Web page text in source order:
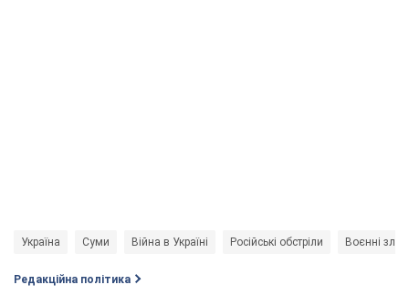
Україна Суми Війна в Україні Російські обстріли Воєнні
Редакційна політика